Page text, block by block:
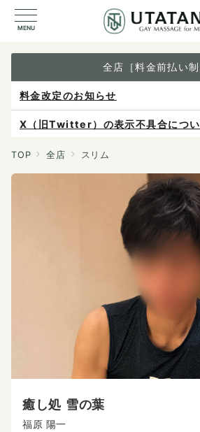
MENU
全店［料金前払い制
X（旧Twitter）の表示不具合につい
ご予約は各店へ直接お問い合わせく
料金は当日施術前にお支払いください
TOP 全店 スリム
癒し処 雪の葉
福原 陽一